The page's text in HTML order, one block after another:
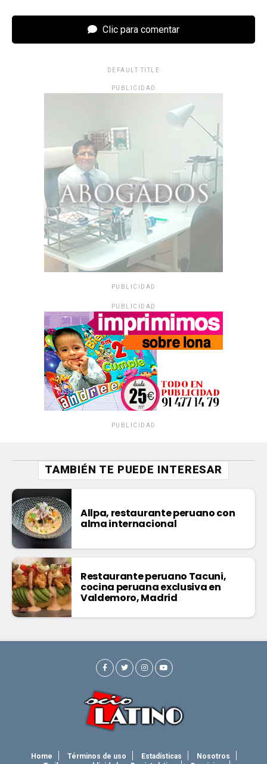
Clic para comentar
DEFAULT TITLE
PUBLICIDAD
PUBLICIDAD
PUBLICIDAD
PUBLICIDAD
TAMBIÉN TE PUEDE INTERESAR
Allpa, restaurante peruano con
alma internacional
Restaurante peruano Tacuni,
cocina peruana exclusiva en
Valdemoro, Madrid
Home Términos de uso Estadísticas
Nosotros